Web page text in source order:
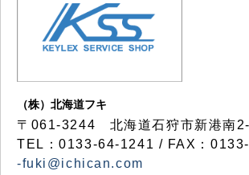
（株）北海道フキ
〒061-3244 北海道石狩市新港南
TEL：0133-64-1241 / FAX：
-fuki@ichican.com